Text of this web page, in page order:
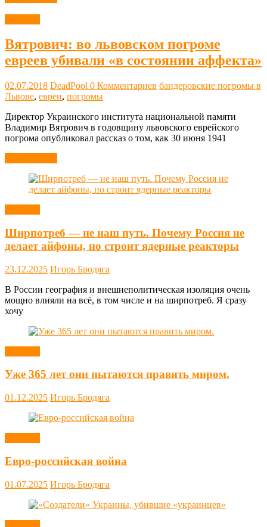
Вятрович: во львовском погроме
евреев убивали «в состоянии аффекта»
02.07.2018 DeadPool 0 Комментариев бандеровские погромы в
Львове, евреи, погромы
Директор Украинского института национальной памяти
Владимир Вятрович в годовщину львовского еврейского
погрома опубликовал рассказ о том, как 30 июня 1941
Ширпотреб — не наш путь. Почему Россия не
делает айфоны, но строит ядерные реакторы
23.12.2025 Игорь Бродяга
В России география и внешнеполитическая изоляция очень
мощно влияли на всё, в том числе и на ширпотреб. Я сразу
хочу
Уже 365 лет они пытаются править миром.
01.12.2025 Игорь Бродяга
Евро-российская война
01.07.2025 Игорь Бродяга